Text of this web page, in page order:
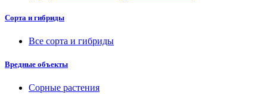
Сорта и гибриды
Все сорта и гибриды
Вредные объекты
Сорные растения